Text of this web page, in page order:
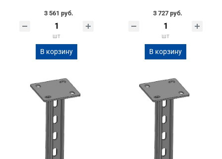
3 561 руб.
шт
В корзину
3 727 руб.
шт
В корзину